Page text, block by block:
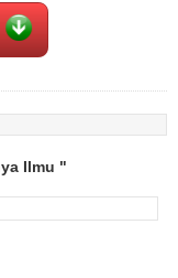
Ilmu "